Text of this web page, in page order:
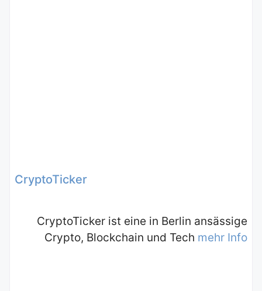
CryptoTicker
CryptoTicker ist eine in Berlin ansässige
Crypto, Blockchain und Tech mehr Info